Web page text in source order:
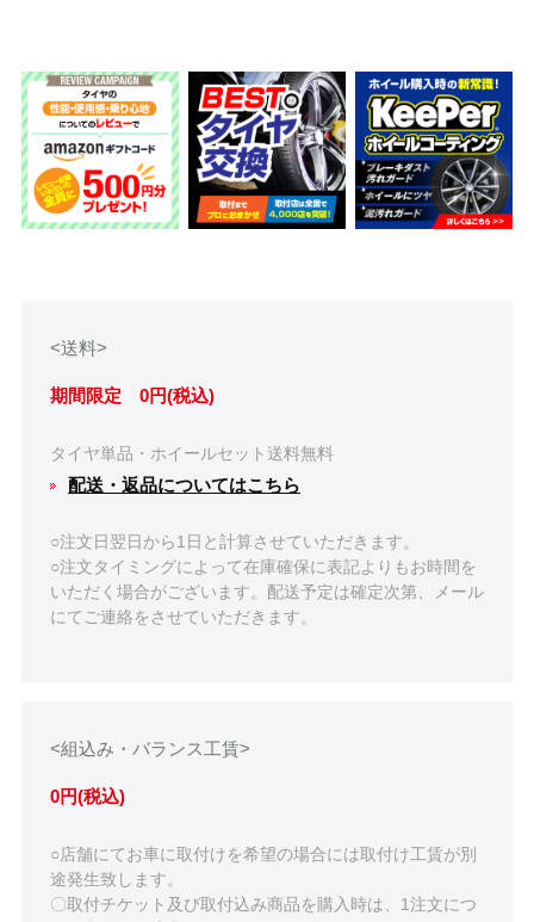
<送料>
期間限定 0円(税込)
タイヤ単品・ホイールセット送料無料
配送・返品についてはこちら
○注文日翌日から1日と計算させていただきます。
○注文タイミングによって在庫確保に表記よりもお時間を
いただく場合がございます。配送予定は確定次第、メール
にてご連絡をさせていただきます。
<組込み・バランス工賃>
0円(税込)
○店舗にてお車に取付けを希望の場合には取付け工賃が別
途発生致します。
〇取付チケット及び取付込み商品を購入時は、1注文につ